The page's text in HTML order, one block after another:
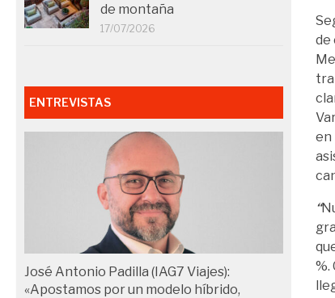
de
en
“
%.
de montaña
17/07/2026
ENTREVISTAS
José Antonio Padilla (IAG7 Viajes):
«Apostamos por un modelo híbrido,